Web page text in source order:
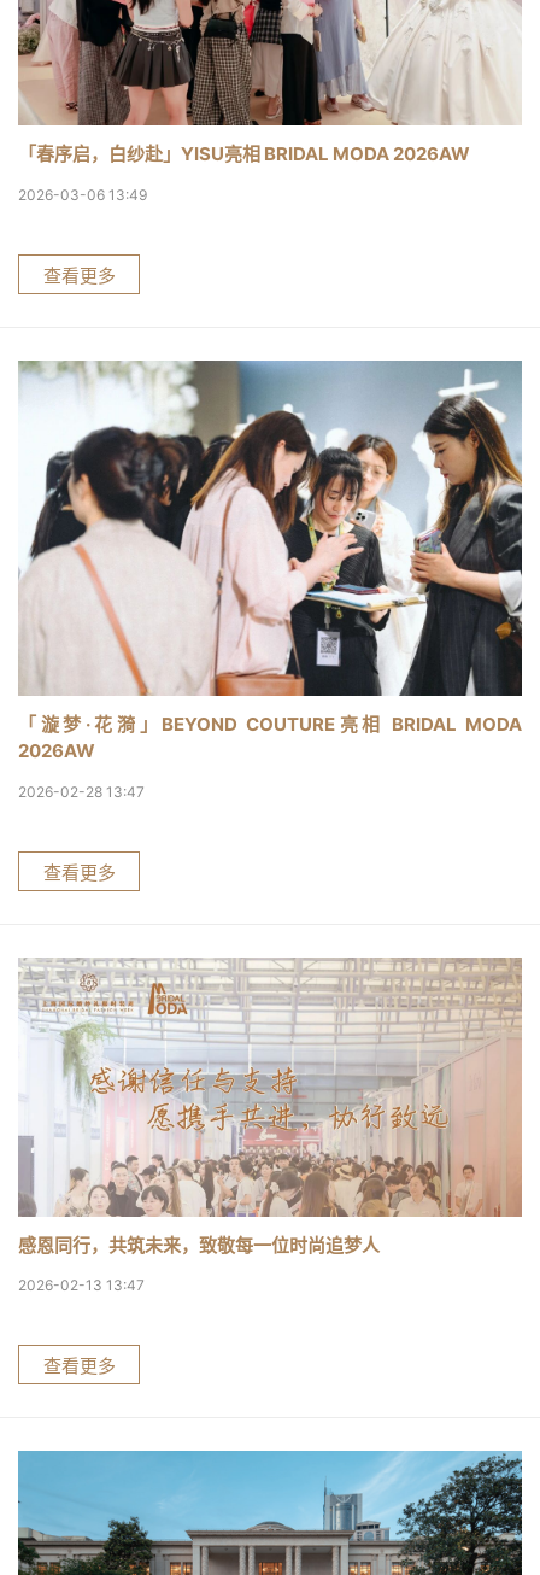
「春序启，白纱赴」YISU亮相 BRIDAL MODA 2026AW
2026-03-06 13:49
查看更多
「漩梦·花漪」BEYOND COUTURE亮相 BRIDAL MODA
2026AW
2026-02-28 13:47
查看更多
感恩同行，共筑未来，致敬每一位时尚追梦人
2026-02-13 13:47
查看更多